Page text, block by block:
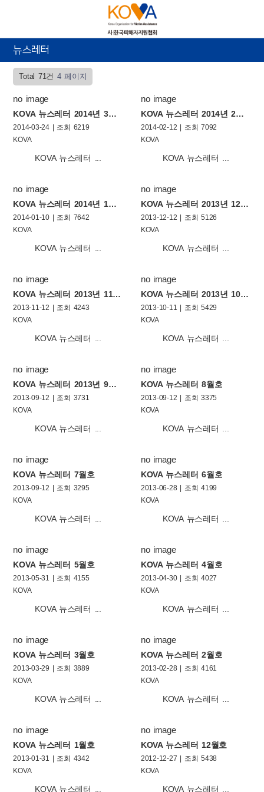
뉴스레터
Total 71건 4 페이지
no image
KOVA 뉴스레터 2014년 3월호
2014-03-24 | 조회 6219
KOVA
KOVA 뉴스레터 ...
no image
KOVA 뉴스레터 2014년 2월호
2014-02-12 | 조회 7092
KOVA
KOVA 뉴스레터 ...
no image
KOVA 뉴스레터 2014년 1월호
2014-01-10 | 조회 7642
KOVA
KOVA 뉴스레터 ...
no image
KOVA 뉴스레터 2013년 12월호
2013-12-12 | 조회 5126
KOVA
KOVA 뉴스레터 ...
no image
KOVA 뉴스레터 2013년 11월호
2013-11-12 | 조회 4243
KOVA
KOVA 뉴스레터 ...
no image
KOVA 뉴스레터 2013년 10월호
2013-10-11 | 조회 5429
KOVA
KOVA 뉴스레터 ...
no image
KOVA 뉴스레터 2013년 9월호
2013-09-12 | 조회 3731
KOVA
KOVA 뉴스레터 ...
no image
KOVA 뉴스레터 8월호
2013-09-12 | 조회 3375
KOVA
KOVA 뉴스레터 ...
no image
KOVA 뉴스레터 7월호
2013-09-12 | 조회 3295
KOVA
KOVA 뉴스레터 ...
no image
KOVA 뉴스레터 6월호
2013-06-28 | 조회 4199
KOVA
KOVA 뉴스레터 ...
no image
KOVA 뉴스레터 5월호
2013-05-31 | 조회 4155
KOVA
KOVA 뉴스레터 ...
no image
KOVA 뉴스레터 4월호
2013-04-30 | 조회 4027
KOVA
KOVA 뉴스레터 ...
no image
KOVA 뉴스레터 3월호
2013-03-29 | 조회 3889
KOVA
KOVA 뉴스레터 ...
no image
KOVA 뉴스레터 2월호
2013-02-28 | 조회 4161
KOVA
KOVA 뉴스레터 ...
no image
KOVA 뉴스레터 1월호
2013-01-31 | 조회 4342
KOVA
KOVA 뉴스레터 ...
no image
KOVA 뉴스레터 12월호
2012-12-27 | 조회 5438
KOVA
KOVA 뉴스레터 ...